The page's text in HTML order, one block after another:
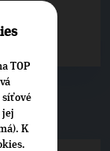
TOP
síťové
jej
K